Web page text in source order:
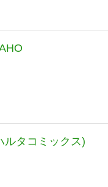
ルタコミックス)